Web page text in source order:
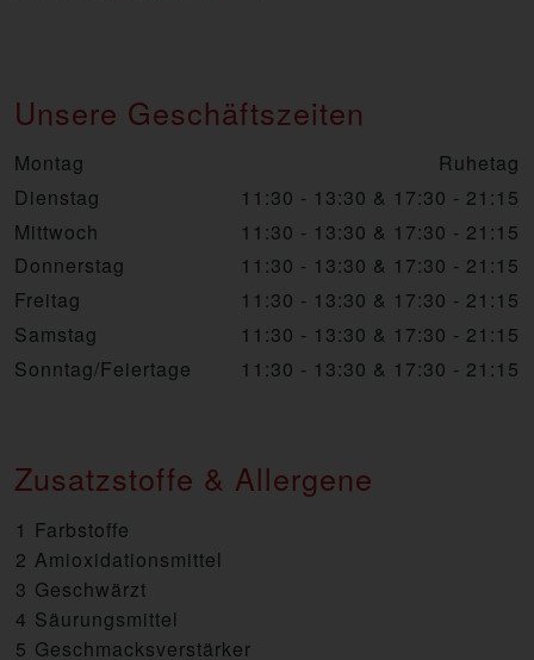
Unsere Geschäftszeiten
Montag
Ruhetag
Dienstag
11:30 - 13:30 & 17:30 - 21:15
Mittwoch
11:30 - 13:30 & 17:30 - 21:15
Donnerstag
11:30 - 13:30 & 17:30 - 21:15
Freitag
11:30 - 13:30 & 17:30 - 21:15
Samstag
11:30 - 13:30 & 17:30 - 21:15
Sonntag/Feiertage
11:30 - 13:30 & 17:30 - 21:15
Zusatzstoffe & Allergene
1 Farbstoffe
2 Amioxidationsmittel
3 Geschwärzt
4 Säurungsmittel
5 Geschmacksverstärker